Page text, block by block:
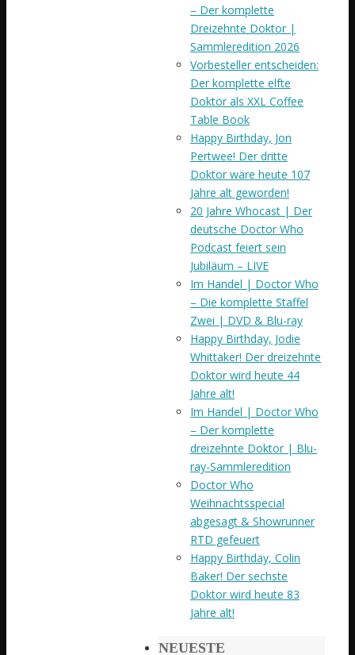
– Der komplette
Dreizehnte Doktor |
Sammleredition 2026
Vorbesteller entscheiden:
Der komplette elfte
Doktor als XXL Coffee
Table Book
Happy Birthday, Jon
Pertwee! Der dritte
Doktor wäre heute 107
Jahre alt geworden!
20 Jahre Whocast | Der
deutsche Doctor Who
Podcast feiert sein
Jubiläum – LIVE
Im Handel | Doctor Who
– Die komplette Staffel
Zwei | DVD & Blu-ray
Happy Birthday, Jodie
Whittaker! Der dreizehnte
Doktor wird heute 44
Jahre alt!
Im Handel | Doctor Who
– Der komplette
dreizehnte Doktor | Blu-
ray-Sammleredition
Doctor Who
Weihnachtsspecial
abgesagt & Showrunner
RTD gefeuert
Happy Birthday, Colin
Baker! Der sechste
Doktor wird heute 83
Jahre alt!
NEUESTE